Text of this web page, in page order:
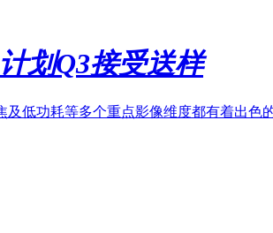
划Q3接受送样
低功耗等多个重点影像维度都有着出色